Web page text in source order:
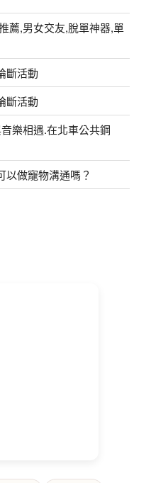
薦,男女交友,脫單神器,單
斷活動
斷活動
樂相遇.在北車公共鋼
以做寵物溝通嗎？